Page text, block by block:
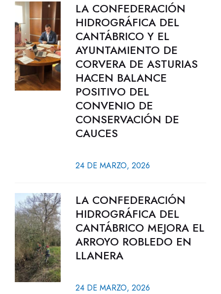
LA CONFEDERACIÓN
HIDROGRÁFICA DEL
CANTÁBRICO Y EL
AYUNTAMIENTO DE
CORVERA DE ASTURIAS
HACEN BALANCE
POSITIVO DEL
CONVENIO DE
CONSERVACIÓN DE
CAUCES
24 DE MARZO, 2026
LA CONFEDERACIÓN
HIDROGRÁFICA DEL
CANTÁBRICO MEJORA EL
ARROYO ROBLEDO EN
LLANERA
24 DE MARZO, 2026